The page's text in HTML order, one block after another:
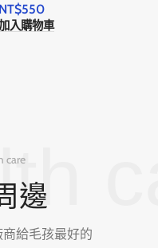
NT$550
入購物車
care
邊
給毛孩最好的